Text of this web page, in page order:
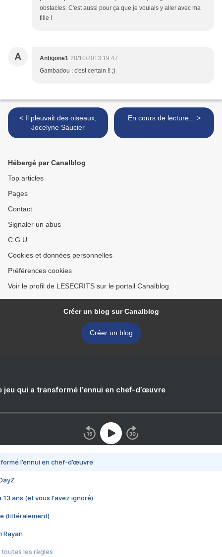
obstacles. C'est aussi pour ça que je voulais y aller avec ma
fille !
A Antigone1 28/10/2013 19:47
Gambadou : c'est certain !! ;)
< Il pleuvait des oiseaux,
Jocelyne Saucier
En cours de lecture... >
Hébergé par Canalblog
Top articles
Pages
Contact
Signaler un abus
C.G.U.
Cookies et données personnelles
Préférences cookies
Voir le profil de LESECRITS sur le portail Canalblog
Créer un blog sur Canalblog
Créer un blog
jeu qui a transformé l’ennui en chef-d’œuvre
l’ennui en chef-d’œuvre
13 ans (et vous l'avez ignoré)
(littéralement)
Rayan
toutes les règles